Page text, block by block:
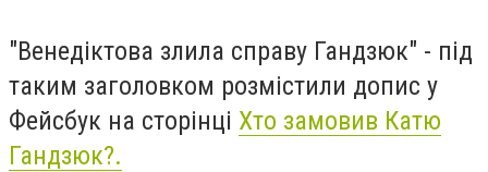
"Венедіктова злила справу Гандзюк" - під
таким заголовком розмістили допис у
Фейсбук на сторінці Хто замовив Катю
Гандзюк?.